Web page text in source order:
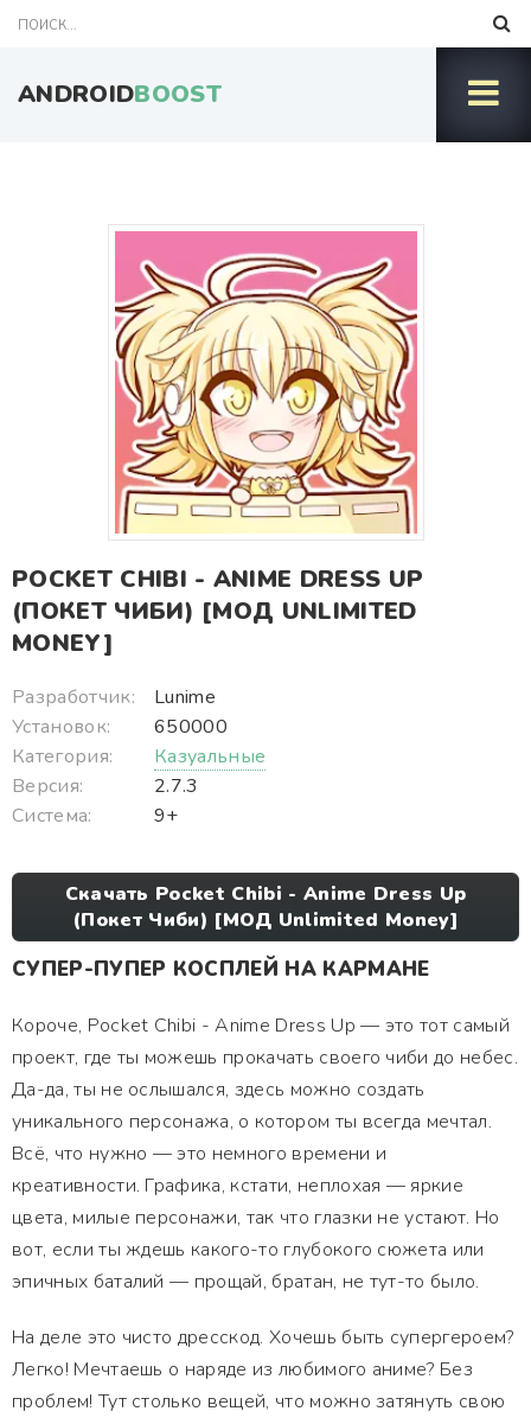
ANDROIDBOOST
POCKET CHIBI - ANIME DRESS UP
(ПОКЕТ ЧИБИ) [МОД UNLIMITED
MONEY]
Разработчик:
Lunime
Установок:
650000
Категория:
Казуальные
Версия:
2.7.3
Система:
9+
Скачать Pocket Chibi - Anime Dress Up
(Покет Чиби) [МОД Unlimited Money]
СУПЕР-ПУПЕР КОСПЛЕЙ НА КАРМАНЕ
Короче, Pocket Chibi - Anime Dress Up — это тот самый
проект, где ты можешь прокачать своего чиби до небес.
Да-да, ты не ослышался, здесь можно создать
уникального персонажа, о котором ты всегда мечтал.
Всё, что нужно — это немного времени и
креативности. Графика, кстати, неплохая — яркие
цвета, милые персонажи, так что глазки не устают. Но
вот, если ты ждешь какого-то глубокого сюжета или
эпичных баталий — прощай, братан, не тут-то было.
На деле это чисто дресскод. Хочешь быть супергероем?
Легко! Мечтаешь о наряде из любимого аниме? Без
проблем! Тут столько вещей, что можно затянуть свою